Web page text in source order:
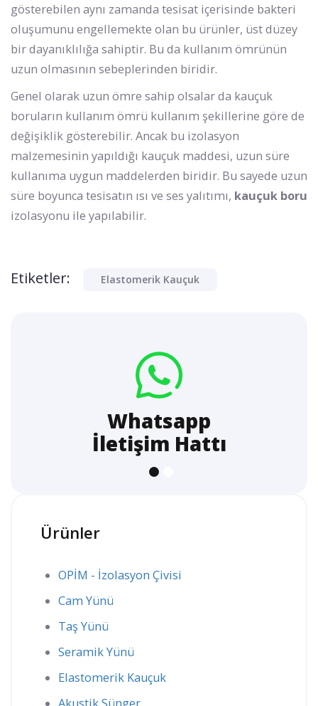
gösterebilen aynı zamanda tesisat içerisinde bakteri
oluşumunu engellemekte olan bu ürünler, üst düzey
bir dayanıklılığa sahiptir. Bu da kullanım ömrünün
uzun olmasının sebeplerinden biridir.
Genel olarak uzun ömre sahip olsalar da kauçuk
boruların kullanım ömrü kullanım şekillerine göre de
değişiklik gösterebilir. Ancak bu izolasyon
malzemesinin yapıldığı kauçuk maddesi, uzun süre
kullanıma uygun maddelerden biridir. Bu sayede uzun
süre boyunca tesisatın ısı ve ses yalıtımı, kauçuk boru
izolasyonu ile yapılabilir.
Etiketler: Elastomerik Kauçuk
Whatsapp
İletişim Hattı
Ürünler
OPİM - İzolasyon Çivisi
Cam Yünü
Taş Yünü
Seramik Yünü
Elastomerik Kauçuk